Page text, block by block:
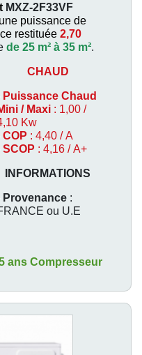
MXZ-2F33VF
puissance de
restituée 2,70
de 25 m² à 35 m².
CHAUD
Puissance Chaud
/ Maxi : 1,00 /
Kw
COP : 4,40 / A
SCOP : 4,16 / A+
INFORMATIONS
Provenance :
ou U.E
ans Compresseur